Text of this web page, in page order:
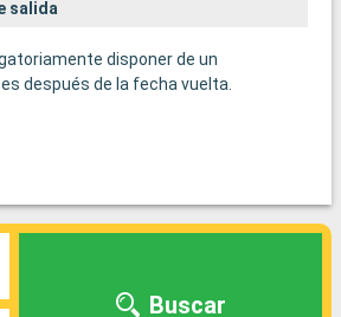
salida
disponer de un
después de la fecha vuelta.
Buscar